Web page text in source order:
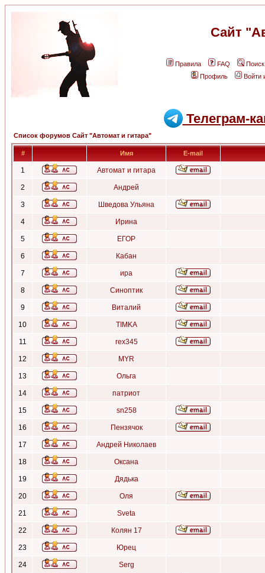
Сайт
Правила FAQ
Поиск
Профиль
Войти
Телеграм-
Список форумов Сайт "Автомат и гитара"
# Имя E-mail
1 Автомат и гитара
2 Андрей
3 Шведова Ульяна
4 Ирина
5 ЕГОР
6 Кабан
7 ира
8 Синоптик
9 Виталий
10 TIMKA
11 rex345
12 MYR
13 Ольга
14 патриот
15 sn258
16 Пензячок
17 Андрей Николаев
18 Оксана
19 Дядька
20 Оля
21 Sveta
22 Колян 17
23 Юрец
24 Serg